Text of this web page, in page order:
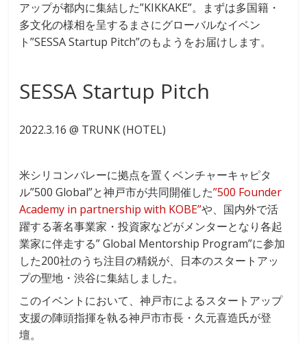
アップが都内に集結した”KIKKAKE”。まずは多国籍・
多文化の様相を呈するまさにグローバルなイベン
ト”SESSA Startup Pitch”のもようをお届けします。
SESSA Startup Pitch
2022.3.16 @ TRUNK (HOTEL)
米シリコンバレーに拠点を置くベンチャーキャピタ
ル”500 Global”と神戸市が共同開催した”500 Founder
Academy in partnership with KOBE”や、国内外で活
躍する著名事業家・投資家などがメンターとなり各起
業家に伴走する” Global Mentorship Program”に参加
した200社のうち注目の精鋭が、日本のスタートアッ
プの聖地・渋谷に集結しました。
このイベントにおいて、神戸市によるスタートアップ
支援の陣頭指揮を執る神戸市市長・久元喜造氏が登
壇。